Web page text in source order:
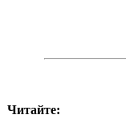
Читайте: